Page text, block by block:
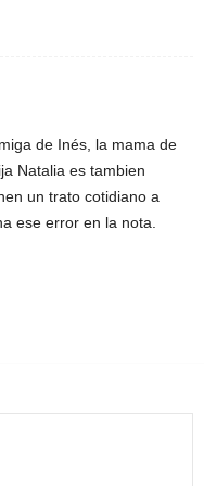
de Inés, la mama de
Natalia es tambien
un trato cotidiano a
ese error en la nota.